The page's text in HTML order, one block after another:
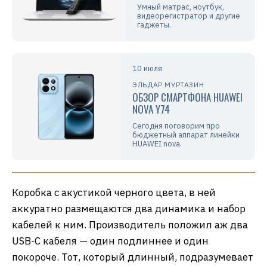
Умный матрас, ноутбук,
видеорегистратор и другие
гаджеты.
10 июля
ЭЛЬДАР МУРТАЗИН
ОБЗОР СМАРТФОНА HUAWEI
NOVA Y74
Сегодня поговорим про
бюджетный аппарат линейки
HUAWEI nova.
Коробка с акустикой черного цвета, в ней
аккуратно размещаются два динамика и набор
кабелей к ним. Производитель положил аж два
USB-C кабеля — один подлиннее и один
покороче. Тот, который длинный, подразумевает